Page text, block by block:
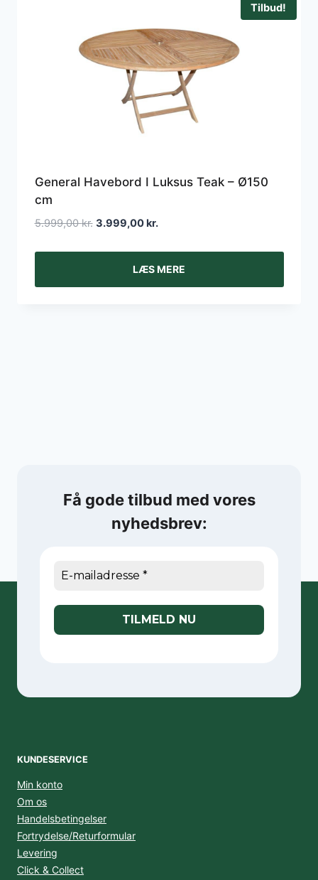
Tilbud!
General Havebord I Luksus Teak – Ø150
cm
5.999,00kr. Den
3.999,00kr.Den
er:
LÆS MERE
Få gode tilbud med vores
nyhedsbrev:
KUNDESERVICE
Min konto
Om os
Handelsbetingelser
Fortrydelse/Returformular
Levering
Click & Collect